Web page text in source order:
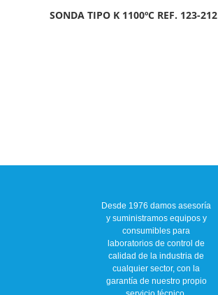
SONDA TIPO K 1100ºC REF. 123-212
Desde 1976 damos asesoría
y suministramos equipos y
consumibles para
laboratorios de control de
calidad de la industria de
cualquier sector, con la
garantía de nuestro propio